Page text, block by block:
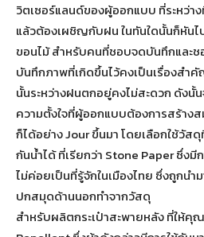
วิตเซอร์แลนด์ของผู้ออกแบบ ที่ระหว่า
แล้วต้องเผชิญกับฝน ในทันใดนั้นก็หันไ
ขอนไม้ สำหรับคนที่ชอบจดบันทึกและ
บันทึกภาพที่เกิดขึ้นไว้คงเป็นเรื่องสำ
นั้นระหว่างฝนตกอยู่คงไม่สะดวก ดังนั้
ความตั้งใจที่ผู้ออกแบบต้องการสร้าง
ก็ได้อย่าง Jour ขึ้นมา โดยเลือกใช้วัส
กันน้ำได้ ที่เรียกว่า Stone Paper ซึ่งมี
ไม่ค่อยเป็นที่รู้จักในเมืองไทย ซึ่งถูกนำ
ปกสมุดด้านนอกทำจากวัสดุ
สำหรับผลิตกระเป๋าสะพายหลัง ที่ให้คุ